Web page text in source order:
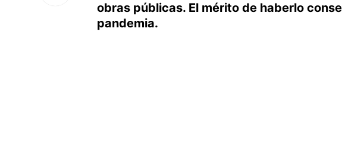
obras públicas. El mérito de haberlo
pandemia.